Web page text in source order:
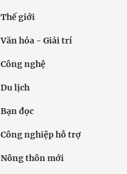
Thế giới
Văn hóa - Giải trí
Công nghệ
Du lịch
Bạn đọc
Công nghiệp hỗ trợ
Nông thôn mới